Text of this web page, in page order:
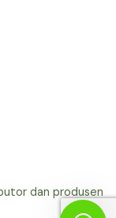
dan produsen